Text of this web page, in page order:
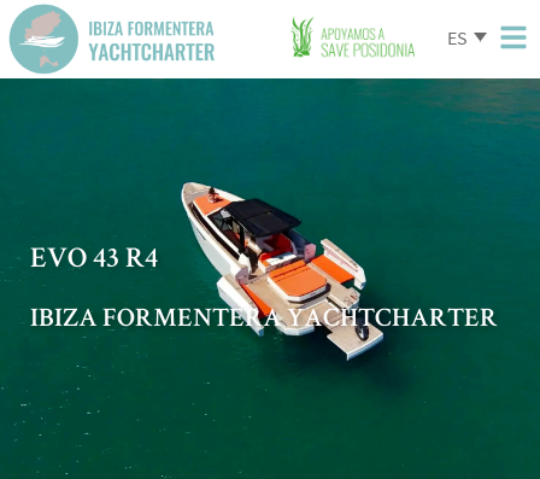
ES
EVO 43 R4
IBIZA FORMENTERA YACHTCHARTER